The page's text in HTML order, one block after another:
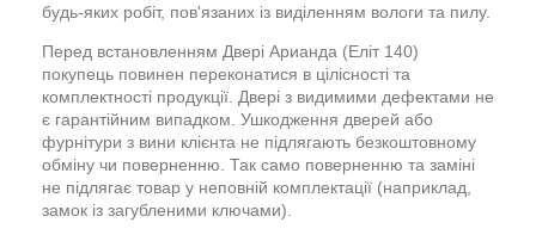
будь-яких робіт, пов'язаних із виділенням вологи та пилу.
Перед встановленням Двері Арианда (Еліт 140)
покупець повинен переконатися в цілісності та
комплектності продукції. Двері з видимими дефектами не
є гарантійним випадком. Ушкодження дверей або
фурнітури з вини клієнта не підлягають безкоштовному
обміну чи поверненню. Так само поверненню та заміні
не підлягає товар у неповній комплектації (наприклад,
замок із загубленими ключами).